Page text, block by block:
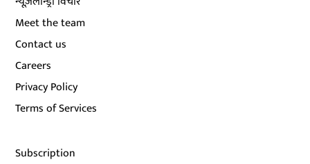
Meet the team
Contact us
Careers
Privacy Policy
Terms of Services
Subscription